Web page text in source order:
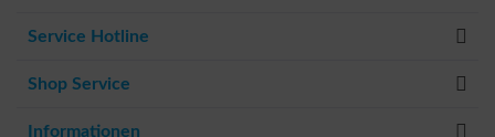
Service Hotline
Shop Service
Informationen